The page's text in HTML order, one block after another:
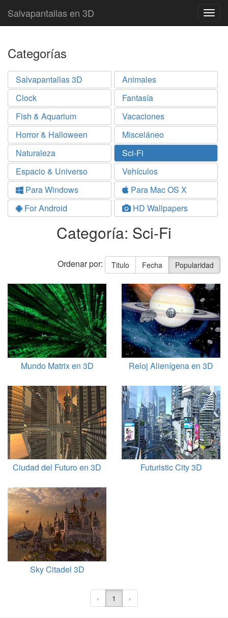
Salvapantallas en 3D
Categorías
Salvapantallas 3D
Animales
Clock
Fantasía
Fish & Aquarium
Vacaciones
Horror & Halloween
Misceláneo
Naturaleza
Sci-Fi
Espacio & Universo
Vehículos
Para Windows
Para Mac OS X
For Android
HD Wallpapers
Categoría: Sci-Fi
Ordenar por: Titulo Fecha Popularidad
Mundo Matrix en 3D Reloj Alienígena en 3D
Ciudad del Futuro en 3D Futuristic City 3D
Sky Citadel 3D
‹ 1 ›